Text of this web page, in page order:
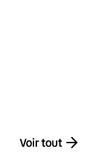
Voir tout